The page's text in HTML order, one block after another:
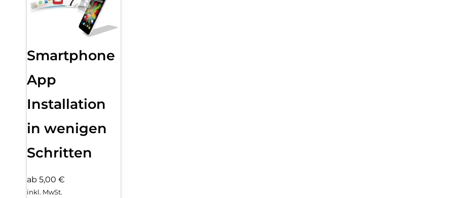
Smartphone
App
Installation
in wenigen
Schritten
ab 5,00 €
inkl. MwSt.